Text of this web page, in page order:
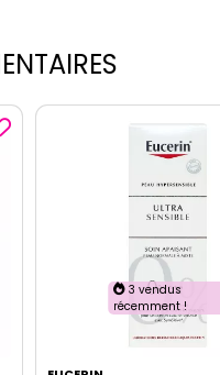
3 vendus
récemment !